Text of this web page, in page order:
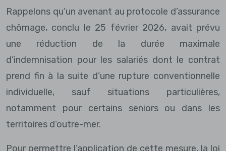
Rappelons qu’un avenant au protocole d’assurance
chômage, conclu le 25 février 2026, avait prévu
une réduction de la durée maximale
d’indemnisation pour les salariés dont le contrat
prend fin à la suite d’une rupture conventionnelle
individuelle, sauf situations particulières,
notamment pour certains seniors ou dans les
territoires d’outre-mer.
Pour permettre l’application de cette mesure, la loi